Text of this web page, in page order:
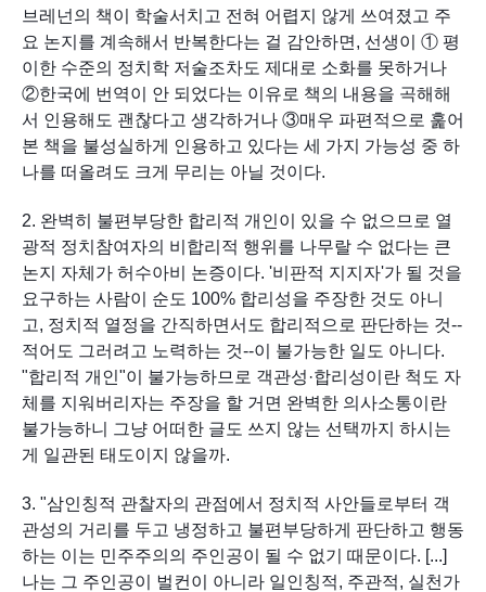
브레넌의 책이 학술서치고 전혀 어렵지 않게 쓰여졌고 주
요 논지를 계속해서 반복한다는 걸 감안하면, 선생이 ① 평
이한 수준의 정치학 저술조차도 제대로 소화를 못하거나
②한국에 번역이 안 되었다는 이유로 책의 내용을 곡해해
서 인용해도 괜찮다고 생각하거나 ③매우 파편적으로 훑어
본 책을 불성실하게 인용하고 있다는 세 가지 가능성 중 하
나를 떠올려도 크게 무리는 아닐 것이다.
2. 완벽히 불편부당한 합리적 개인이 있을 수 없으므로 열
광적 정치참여자의 비합리적 행위를 나무랄 수 없다는 큰
논지 자체가 허수아비 논증이다. '비판적 지지자'가 될 것을
요구하는 사람이 순도 100% 합리성을 주장한 것도 아니
고, 정치적 열정을 간직하면서도 합리적으로 판단하는 것--
적어도 그러려고 노력하는 것--이 불가능한 일도 아니다.
"합리적 개인"이 불가능하므로 객관성·합리성이란 척도 자
체를 지워버리자는 주장을 할 거면 완벽한 의사소통이란
불가능하니 그냥 어떠한 글도 쓰지 않는 선택까지 하시는
게 일관된 태도이지 않을까.
3. "삼인칭적 관찰자의 관점에서 정치적 사안들로부터 객
관성의 거리를 두고 냉정하고 불편부당하게 판단하고 행동
하는 이는 민주주의의 주인공이 될 수 없기 때문이다. [...]
나는 그 주인공이 벌컨이 아니라 일인칭적, 주관적, 실천가